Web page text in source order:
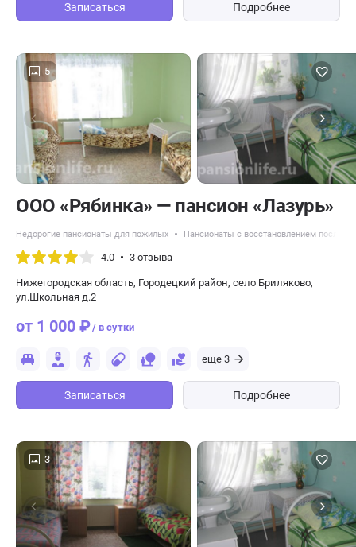
Записаться Подробнее
5
ООО «Рябинка» — пансион «Лазурь»
Недорогие пансионаты для пожилых Пансионаты с восстановлением после
4.0 3 отзыва
Нижегородская область, Городецкий район, село Бриляково,
ул.Школьная д.2
от 1 000 ₽/ в сутки
еще 3
Записаться Подробнее
3